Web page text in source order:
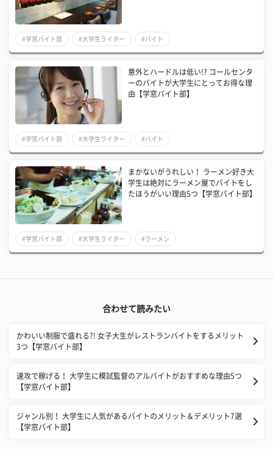
#学窓バイト部 #大学生ライター #バイト
意外とハードルは低い!? コールセンタ
ーのバイトが大学生にとってお得な理
由【学窓バイト部】
#学窓バイト部 #大学生ライター #バイト
まかないがうれしい！ ラーメン好き大
学生は絶対にラーメン屋でバイトをし
たほうがいい理由5つ【学窓バイト部】
#学窓バイト部 #大学生ライター #ラーメン
合わせて読みたい
かわいい制服で盛れる?! 女子大生がレストランバイトをするメリット
3つ【学窓バイト部】
速攻で稼げる！ 大学生に模試監督のアルバイトがおすすめな理由5つ
【学窓バイト部】
ジャンル別！ 大学生に人気があるバイトのメリット＆デメリット7選
【学窓バイト部】